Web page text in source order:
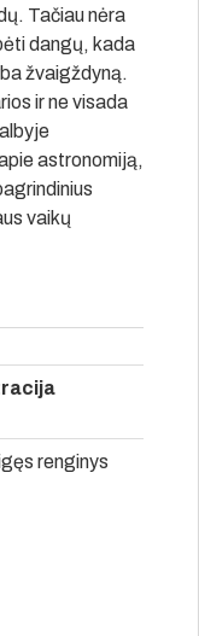
Tačiau nėra
dangų, kada
žvaigždyną.
ir ne visada
astronomiją,
vaikų
renginys